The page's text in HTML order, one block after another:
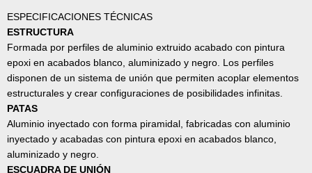
ESPECIFICACIONES TÉCNICAS
ESTRUCTURA
Formada por perfiles de aluminio extruido acabado con pintura
epoxi en acabados blanco, aluminizado y negro. Los perfiles
disponen de un sistema de unión que permiten acoplar elementos
estructurales y crear configuraciones de posibilidades infinitas.
PATAS
Aluminio inyectado con forma piramidal, fabricadas con aluminio
inyectado y acabadas con pintura epoxi en acabados blanco,
aluminizado y negro.
ESCUADRA DE UNIÓN